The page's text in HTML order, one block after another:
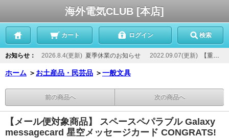
海外電気CLUB [本店]
カート ログイン 検索
お知らせ： 2026.8.4(更新) 夏季休業のお知らせ 2022.09.07(更新) 【重要】当店からのメールが届かないお客様へ
ホーム ＞ お土産品・民芸品 ＞一般文具
前の商品へ 次の商品へ
【メール便対象商品】 スペースペパラブル Galaxy
messagecard 星空メッセージカード CONGRATS!